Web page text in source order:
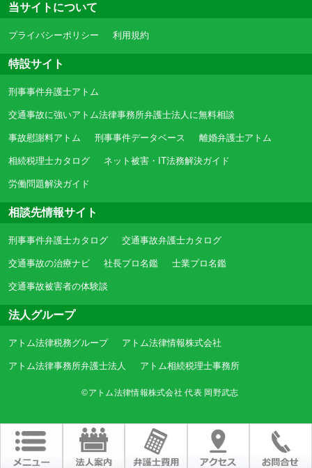
当サイトについて
プライバシーポリシー 利用規約
特設サイト
刑事事件弁護士アトム
交通事故に強いアトム法律事務所弁護士法人に無料相談
事故慰謝料アトム 刑事事件データベース 離婚弁護士アトム
相続税理士カタログ ネット被害・IT法務解決ガイド
労働問題解決ガイド
相談先情報サイト
刑事事件弁護士カタログ 交通事故弁護士カタログ
交通事故の治療ナビ 社長プロ名鑑 士業プロ名鑑
交通事故被害者の体験談
法人グループ
アトム法律税務グループ アトム法律情報株式会社
アトム法律事務所弁護士法人 アトム相続税理士事務所
©アトム法律情報株式会社 代表 岡野武志